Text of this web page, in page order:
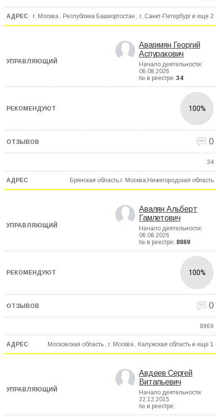
г. Москва , Республика Башкортостан , г. Санкт-Петербург и еще 2
Авагимян Георгий
Аспуракович
Начало деятельности:
06.08.2026
№ в реестре: 34
100%
0
34
Брянская область,г. Москва,Нижегородская область
Авалян Альберт
Гамлетович
Начало деятельности:
06.08.2026
№ в реестре: 8869
100%
0
8869
Московская область , г. Москва , Калужская область и еще 1
Авдеев Сергей
Витальевич
Начало деятельности:
22.12.2015
№ в реестре: